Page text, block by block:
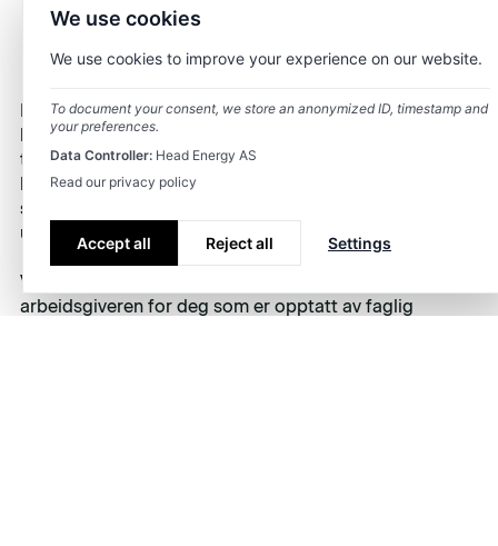
Et unikt posisjonert
ingeniørselskap.
Hovedtyngden av vår virksomhet ligger innen energi og
bygg & anlegg. Vi leverer prosjekter, rådgivning,
teknologi, produkter og konsulenttjenester og hjelper
kundene våre med å løse krevende ingeniøroppgaver
som bidrar til mer effektiv energiproduksjon, lavere
utslipp og bedre infrastruktur, byer og boliger.
Vår ambisjon er å være den mest attraktive
arbeidsgiveren for deg som er opptatt av faglig
We use cookies
We use cookies to improve your experience on our website.
To document your consent, we store an anonymized ID, timestamp and
your preferences.
Data Controller: Head Energy AS
Read our privacy policy
Accept all Reject all Settings